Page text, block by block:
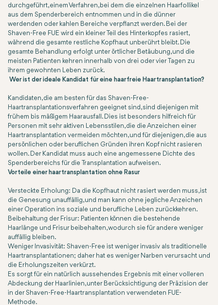
durchgeführt, einem Verfahren, bei dem die einzelnen Haarfollikel
aus dem Spenderbereich entnommen und in die dünner
werdenden oder kahlen Bereiche verpflanzt werden. Bei der
Shaven-Free FUE wird ein kleiner Teil des Hinterkopfes rasiert,
während die gesamte restliche Kopfhaut unberührt bleibt. Die
gesamte Behandlung erfolgt unter örtlicher Betäubung, und die
meisten Patienten kehren innerhalb von drei oder vier Tagen zu
ihrem gewohnten Leben zurück.
Wer ist der ideale Kandidat für eine haarfreie Haartransplantation?
Kandidaten, die am besten für das Shaven-Free-
Haartransplantationsverfahren geeignet sind, sind diejenigen mit
frühem bis mäßigem Haarausfall. Dies ist besonders hilfreich für
Personen mit sehr aktiven Lebensstilen, die die Anzeichen einer
Haartransplantation vermeiden möchten, und für diejenigen, die aus
persönlichen oder beruflichen Gründen ihren Kopf nicht rasieren
wollen. Der Kandidat muss auch eine angemessene Dichte des
Spenderbereichs für die Transplantation aufweisen.
Vorteile einer haartransplantation ohne Rasur
Versteckte Erholung: Da die Kopfhaut nicht rasiert werden muss, ist
die Genesung unauffällig, und man kann ohne jegliche Anzeichen
einer Operation ins soziale und berufliche Leben zurückkehren.
Beibehaltung der Frisur: Patienten können die bestehende
Haarlänge und Frisur beibehalten, wodurch sie für andere weniger
auffällig bleiben.
Weniger Invasivität: Shaven-Free ist weniger invasiv als traditionelle
Haartransplantationen; daher hat es weniger Narben verursacht und
die Erholungszeiten verkürzt.
Es sorgt für ein natürlich aussehendes Ergebnis mit einer volleren
Abdeckung der Haarlinien, unter Berücksichtigung der Präzision der
in der Shaven-Free-Haartransplantation verwendeten FUE-
Methode.